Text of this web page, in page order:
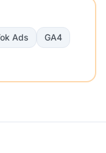
Ads
GA4